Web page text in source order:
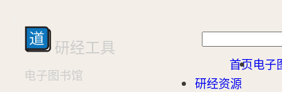
研经工具
电子图书馆
首页电子
研经资源